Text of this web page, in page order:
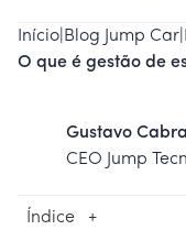
Início Blog Jump Car
O que é gestão de
Gustavo Cabral
CEO Jump
Índice +